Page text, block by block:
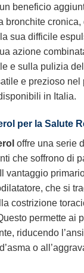
beneficio
bronchite cronica,
sua difficile
azione
e sulla pulizia
e prezioso nel
in Italia.
per la Salute
offre una serie
che soffrono di
vantaggio
che si
costrizione
permette ai
riducendo
o